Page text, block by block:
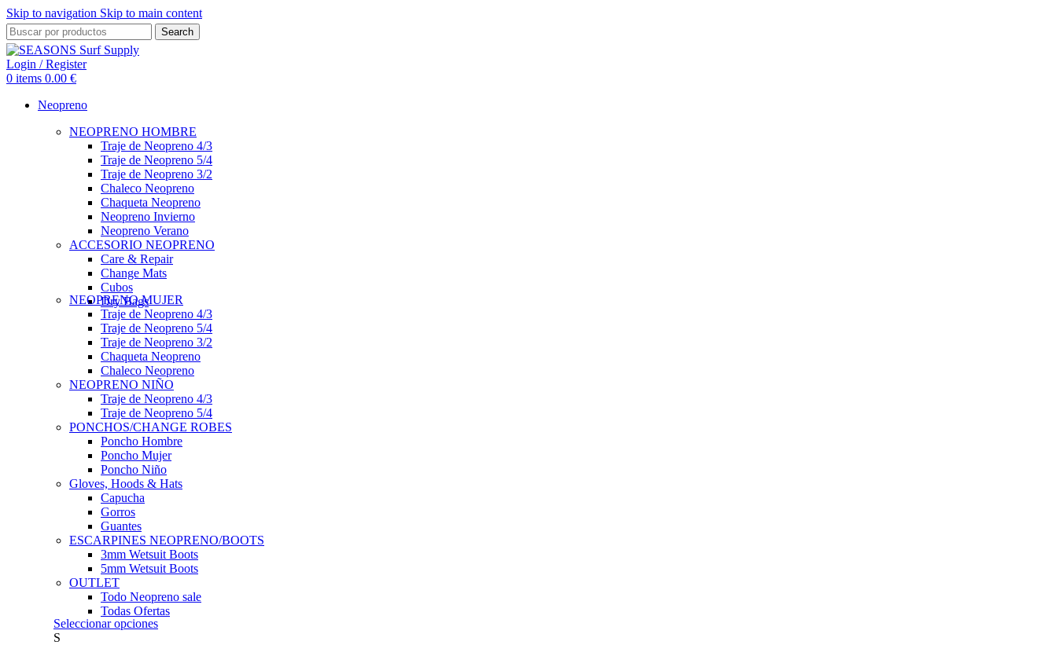
Skip to navigation Skip to main content
Search
Login / Register
0 items 0.00 €
Neopreno
NEOPRENO HOMBRE
Traje de Neopreno 4/3
Traje de Neopreno 5/4
Traje de Neopreno 3/2
Chaleco Neopreno
Chaqueta Neopreno
Neopreno Invierno
Neopreno Verano
ACCESORIO NEOPRENO
Care & Repair
Change Mats
Cubos
Dry Bags
NEOPRENO MUJER
Traje de Neopreno 4/3
Traje de Neopreno 5/4
Traje de Neopreno 3/2
Chaqueta Neopreno
Chaleco Neopreno
NEOPRENO NIÑO
Traje de Neopreno 4/3
Traje de Neopreno 5/4
PONCHOS/CHANGE ROBES
Poncho Hombre
Poncho Mujer
Poncho Niño
Gloves, Hoods & Hats
Capucha
Gorros
Guantes
ESCARPINES NEOPRENO/BOOTS
3mm Wetsuit Boots
5mm Wetsuit Boots
OUTLET
Todo Neopreno sale
Todas Ofertas
Seleccionar opcionesEste
S